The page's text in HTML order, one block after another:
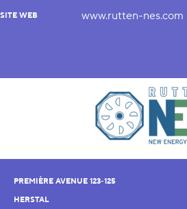
SITE WEB www.rutten-nes.com
PREMIÈRE AVENUE 123-125
HERSTAL